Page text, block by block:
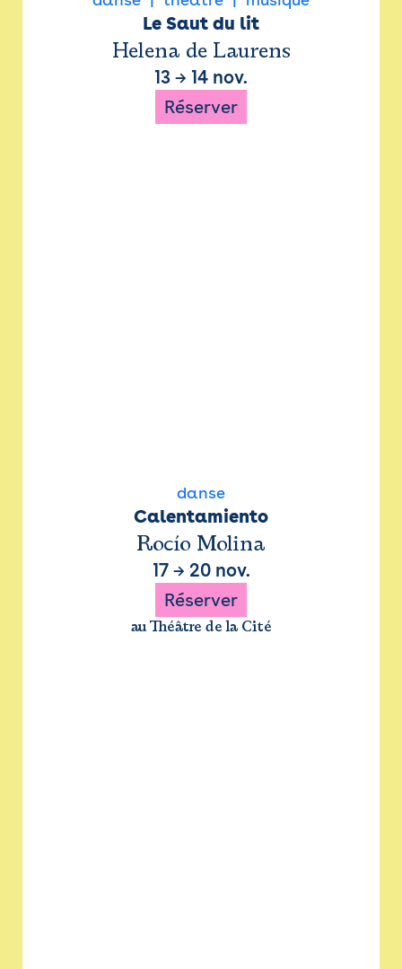
Le Saut du lit
Helena de Laurens
13 → 14 nov.
Réserver
danse
Calentamiento
Rocío Molina
17→ 20 nov.
Réserver
au Théâtre de la Cité